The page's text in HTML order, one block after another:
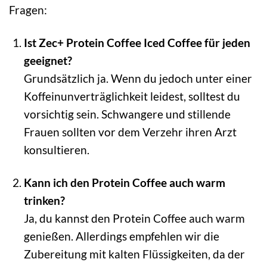
Fragen:
Ist Zec+ Protein Coffee Iced Coffee für jeden
geeignet?
Grundsätzlich ja. Wenn du jedoch unter einer
Koffeinunverträglichkeit leidest, solltest du
vorsichtig sein. Schwangere und stillende
Frauen sollten vor dem Verzehr ihren Arzt
konsultieren.
Kann ich den Protein Coffee auch warm
trinken?
Ja, du kannst den Protein Coffee auch warm
genießen. Allerdings empfehlen wir die
Zubereitung mit kalten Flüssigkeiten, da der